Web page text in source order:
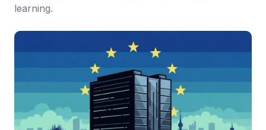
learning.